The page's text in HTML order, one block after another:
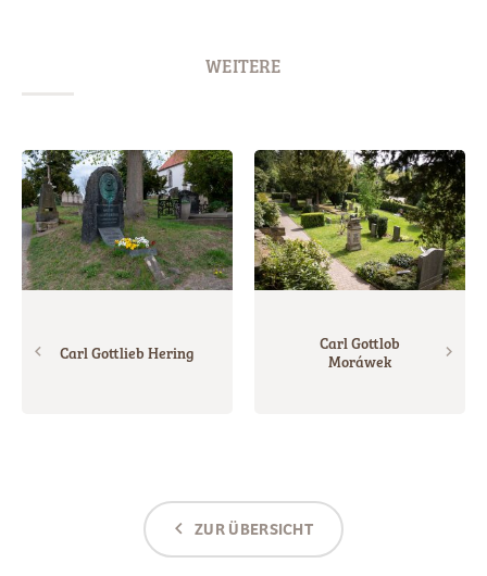
WEITERE
Carl Gottlieb Hering
Carl Gottlob
Moráwek
ZUR ÜBERSICHT